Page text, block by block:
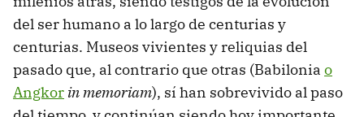
del ser humano a lo largo de centurias y
centurias. Museos vivientes y reliquias del
pasado que, al contrario que otras (Babilonia o
Angkor in memoriam), sí han sobrevivido al paso